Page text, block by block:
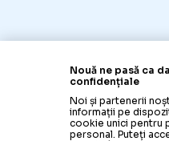
Nouă ne pasă ca
confidențiale
Noi și partenerii
informații pe
cookie unici pentru
personal. Puteți